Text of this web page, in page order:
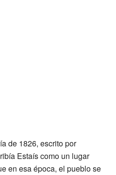
de 1826, escrito por
Estaís como un lugar
en esa época, el pueblo se